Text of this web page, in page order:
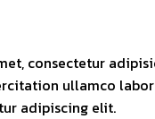
consectetur
ullamco
adipiscing elit.